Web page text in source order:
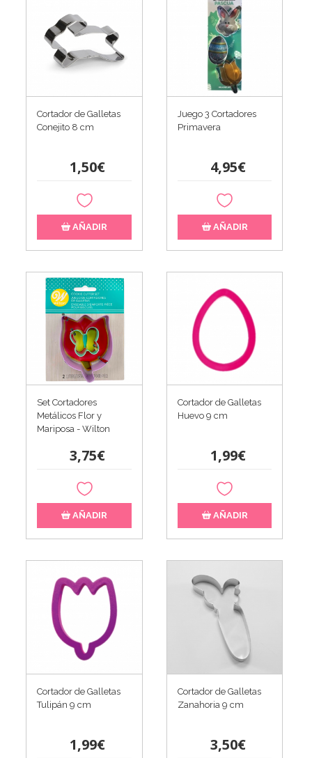
Cortador de Galletas
Conejito 8 cm
1,50€
AÑADIR
Juego 3 Cortadores
Primavera
4,95€
AÑADIR
Set Cortadores
Metálicos Flor y
Mariposa - Wilton
3,75€
AÑADIR
Cortador de Galletas
Huevo 9 cm
1,99€
AÑADIR
Cortador de Galletas
Tulipán 9 cm
1,99€
Cortador de Galletas
Zanahoria 9 cm
3,50€